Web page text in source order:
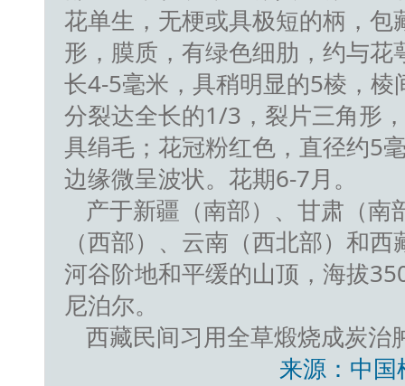
花单生，无梗或具极短的柄，包
形，膜质，有绿色细肋，约与花
长4-5毫米，具稍明显的5棱，棱
分裂达全长的1/3，裂片三角形
具绢毛；花冠粉红色，直径约5
边缘微呈波状。花期6-7月。
产于新疆（南部）、甘肃（南
（西部）、云南（西北部）和
河谷阶地和平缓的山顶，海拔
尼泊尔。
西藏民间习用全草煅烧成炭治
来源：中